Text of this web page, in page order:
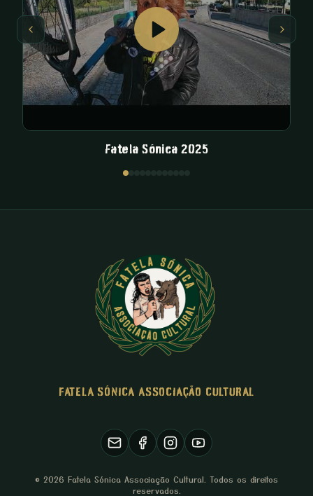
Fatela Sónica 2025
FATELA SÓNICA ASSOCIAÇÃO CULTURAL
© 2026 Fatela Sónica Associação Cultural. Todos os direitos
reservados.